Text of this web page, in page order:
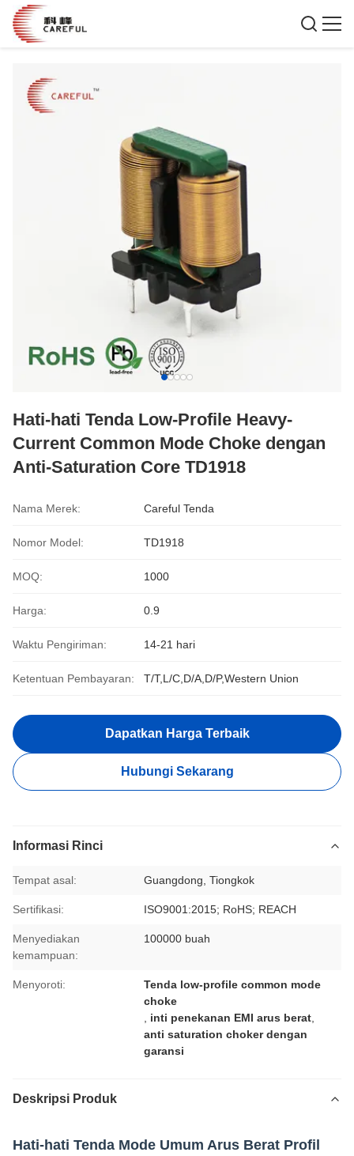
Hati-hati Tenda Low-Profile Heavy-
Current Common Mode Choke dengan
Anti-Saturation Core TD1918
Nama Merek: Careful Tenda
Nomor Model: TD1918
MOQ: 1000
Harga: 0.9
Waktu Pengiriman: 14-21 hari
Ketentuan Pembayaran: T/T,L/C,D/A,D/P,Western Union
Dapatkan Harga Terbaik
Hubungi Sekarang
Informasi Rinci
Tempat asal: Guangdong, Tiongkok
Sertifikasi: ISO9001:2015; RoHS; REACH
Menyediakan
kemampuan:
100000 buah
Menyoroti:
Tenda low-profile common mode
choke
inti penekanan EMI arus berat
anti saturation choker dengan
garansi
Deskripsi Produk
Hati-hati Tenda Mode Umum Arus Berat Profil